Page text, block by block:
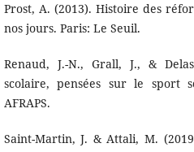
Prost, A. (2013). Histoire des
nos jours. Paris: Le Seuil.
Renaud, J.-N., Grall, J., &
scolaire, pensées sur le sport
AFRAPS.
Saint-Martin, J. & Attali, M.